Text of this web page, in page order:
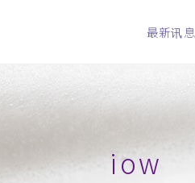
最新讯息
iow